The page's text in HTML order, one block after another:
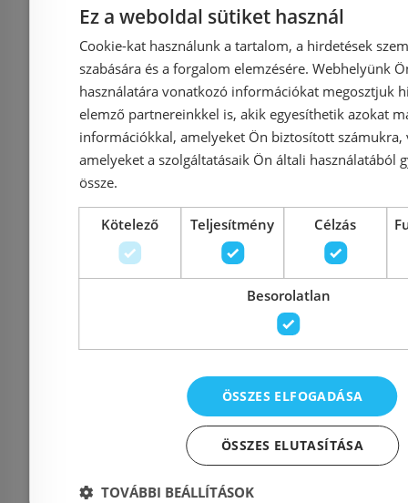
Cikkszám: SRN_410P
49 900 Ft 39 990 Ft
Kosárba
49 900 Ft
Rendelésre
Ferro MEZZO II 1-
medencés csepptálcás
gránit mosogató 48/78,
homok DRGM48/78SA
Ez a weboldal sütiket használ
Cookie-kat használunk a tartalom, a hirdetések
szabására és a forgalom elemzésére. Webhelyünk
használatára vonatkozó információkat megosztjuk
elemző partnereinkkel is, akik egyesíthetik azokat
információkkal, amelyeket Ön biztosított számukra,
amelyeket a szolgáltatásaik Ön általi használatából
össze.
Kötelező Teljesítmény Célzás
Besorolatlan
ÖSSZES ELFOGADÁSA
ÖSSZES ELUTASÍTÁSA
TOVÁBBI BEÁLLÍTÁSOK